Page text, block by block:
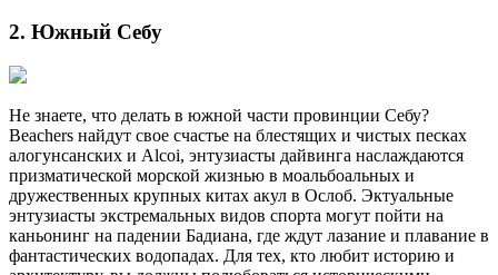
2. Южный Себу
Не знаете, что делать в южной части провинции Себу?
Beachers найдут свое счастье на блестящих и чистых песках
алогунсанских и Alcoi, энтузиасты дайвинга наслаждаются
призматической морской жизнью в моальбоальных и
дружественных крупных китах акул в Ослоб. Эктуальные
энтузиасты экстремальных видов спорта могут пойти на
каньонинг на падении Бадиана, где ждут лазание и плавание в
фантастических водопадах. Для тех, кто любит историю и